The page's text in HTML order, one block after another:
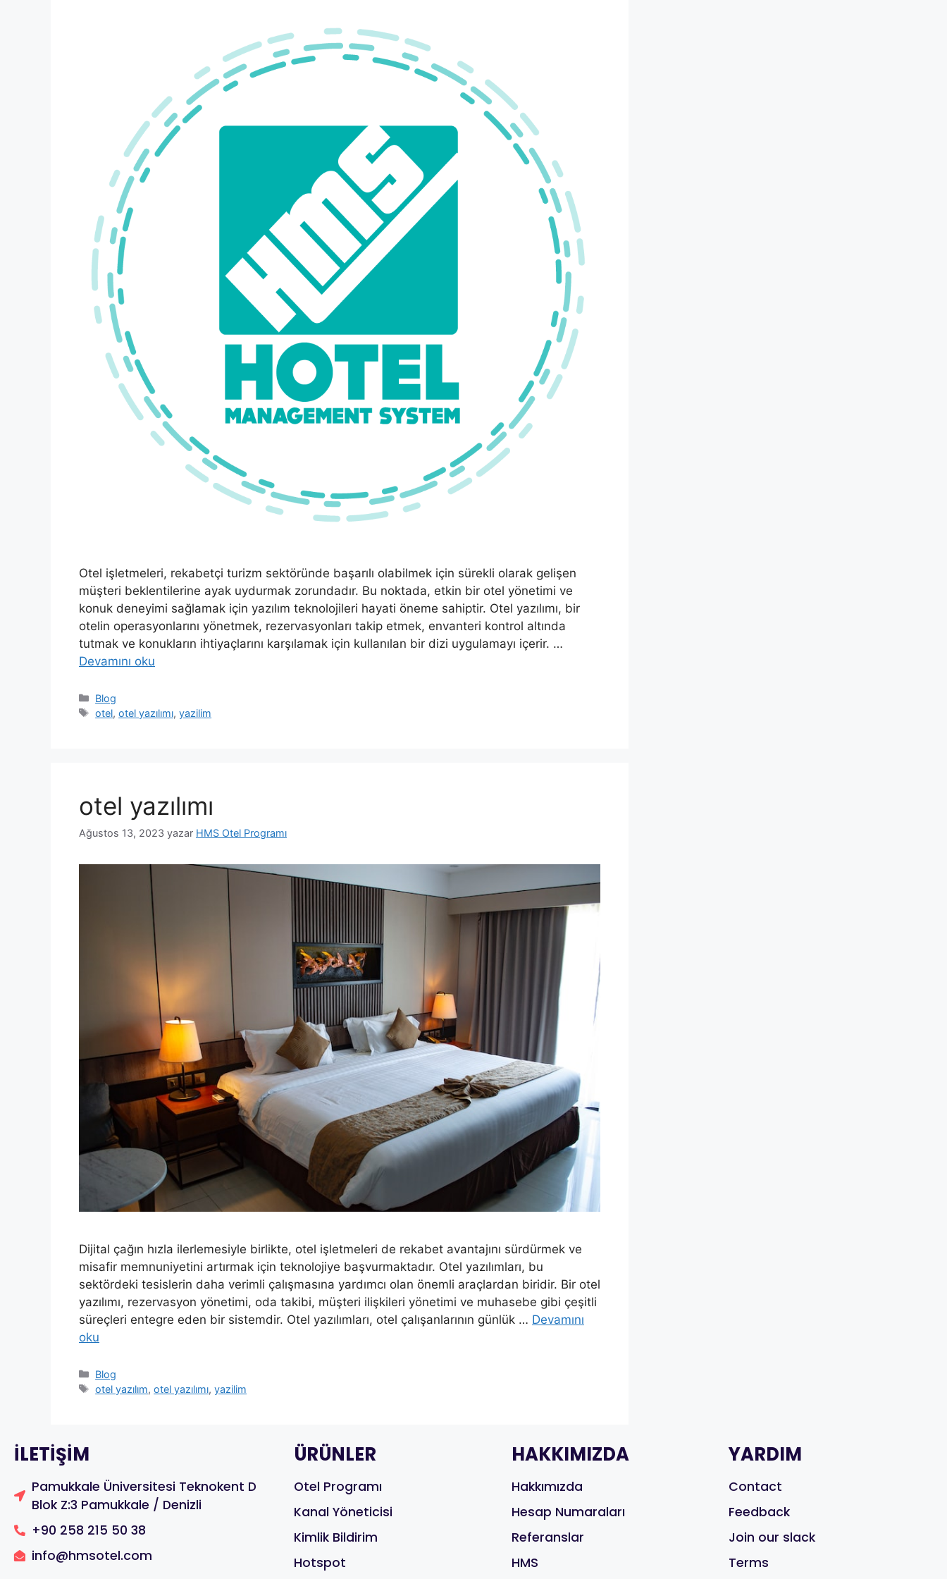
Otel işletmeleri, rekabetçi turizm sektöründe başarılı olabilmek için sürekli olarak gelişen
müşteri beklentilerine ayak uydurmak zorundadır. Bu noktada, etkin bir otel yönetimi ve
konuk deneyimi sağlamak için yazılım teknolojileri hayati öneme sahiptir. Otel yazılımı, bir
otelin operasyonlarını yönetmek, rezervasyonları takip etmek, envanteri kontrol altında
tutmak ve konukların ihtiyaçlarını karşılamak için kullanılan bir dizi uygulamayı içerir. …
Devamını oku
Blog
otel,otel yazılımı,yazilim
otel yazılımı
Ağustos 13, 2023 yazar HMS Otel Programı
Dijital çağın hızla ilerlemesiyle birlikte, otel işletmeleri de rekabet avantajını sürdürmek ve
misafir memnuniyetini artırmak için teknolojiye başvurmaktadır. Otel yazılımları, bu
sektördeki tesislerin daha verimli çalışmasına yardımcı olan önemli araçlardan biridir. Bir otel
yazılımı, rezervasyon yönetimi, oda takibi, müşteri ilişkileri yönetimi ve muhasebe gibi çeşitli
süreçleri entegre eden bir sistemdir. Otel yazılımları, otel çalışanlarının günlük … Devamını
oku
Blog
otel yazılım,otel yazılımı,yazilim
ILETIŞIM
Pamukkale Üniversitesi Teknokent D
Blok Z:3 Pamukkale / Denizli
+90 258 215 50 38
info@hmsotel.com
ÜRÜNLER
Otel Programı
Kanal Yöneticisi
Kimlik Bildirim
Hotspot
HAKKIMIZDA
Hakkımızda
Hesap Numaraları
Referanslar
HMS
YARDIM
Contact
Feedback
Join our slack
Terms